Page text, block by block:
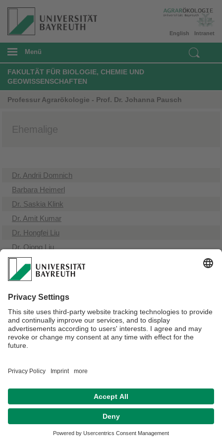
Intranet
English
Menü
FAKULTÄT FÜR BIOLOGIE, CHEMIE UND
GEOWISSENSCHAFTEN
Professur Agrarökologie - Prof. Dr. Johanna Pausch
Ehemalige
Dr. Andrii Domnich
Barbara Heimerl
Dr. Saskia Klink
Dr. Amit Kumar
Dr. Hongfei Liu
Dr. Qiong Liu
Dr. Peter Stimmler
Dr. Yue Sun
Verantwortlich für die Redaktion:Prof. Dr. Johanna Pausch
Datenschutz / Disclaimer Barrierefreiheitserklärung